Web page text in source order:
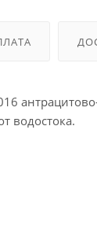
водостока.